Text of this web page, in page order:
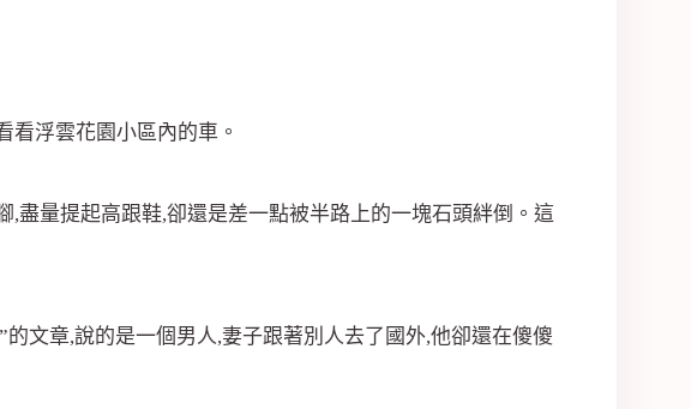
看浮雲花園小區內的車。
盡量提起高跟鞋,卻還是差一點被半路上的一塊石頭絆倒。這
文章,說的是一個男人,妻子跟著別人去了國外,他卻還在傻傻